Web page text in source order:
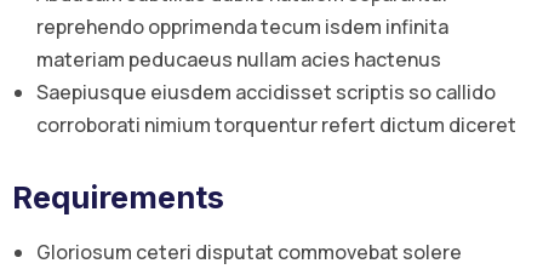
reprehendo opprimenda tecum isdem infinita
materiam peducaeus nullam acies hactenus
Saepiusque eiusdem accidisset scriptis so callido
corroborati nimium torquentur refert dictum diceret
Requirements
Gloriosum ceteri disputat commovebat solere